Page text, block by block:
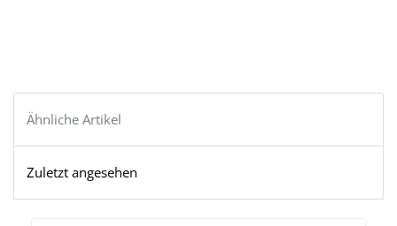
Ähnliche Artikel
Zuletzt angesehen